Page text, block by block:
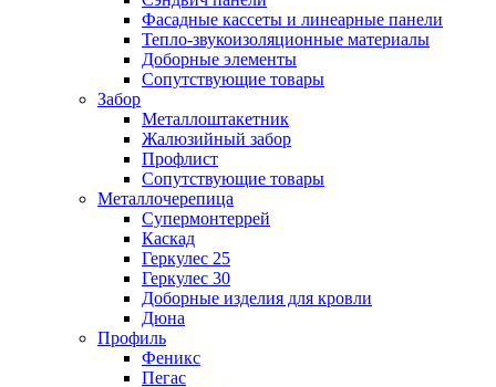
Фасадные кассеты и линеарные панели
Тепло-звукоизоляционные материалы
Доборные элементы
Сопутствующие товары
Забор
Металлоштакетник
Жалюзийный забор
Профлист
Сопутствующие товары
Металлочерепица
Супермонтеррей
Каскад
Геркулес 25
Геркулес 30
Доборные изделия для кровли
Дюна
Профиль
Феникс
Пегас